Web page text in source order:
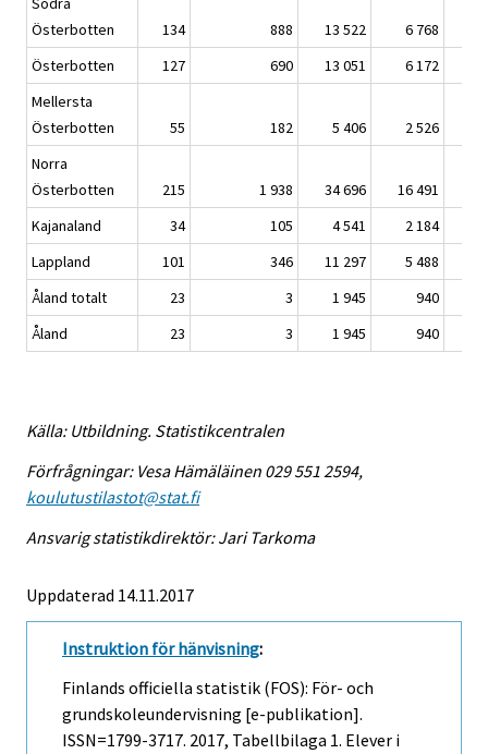
Österbotten
134 888 13 522
6 768
Österbotten
127 690 13 051
6 172
Mellersta
Österbotten
55 182 5 406
2 526
Norra
Österbotten
215 1 938 34 696
16 491
Kajanaland
34 105 4 541
2 184
Lappland
101 346 11 297
5 488
Åland totalt
23 3 1 945
940
Åland
23 3 1 945 940
Källa: Utbildning. Statistikcentralen
Förfrågningar: Vesa Hämäläinen 029 551 2594,
koulutustilastot@stat.fi
Ansvarig statistikdirektör: Jari Tarkoma
Uppdaterad 14.11.2017
Instruktion för hänvisning:
Finlands officiella statistik (FOS): För- och
grundskoleundervisning [e-publikation].
ISSN=1799-3717. 2017, Tabellbilaga 1. Elever i